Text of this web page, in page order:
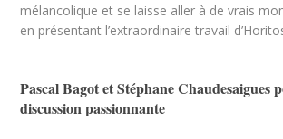
mélancolique et se laisse aller à de vrais
en présentant l’extraordinaire travail
Pascal Bagot et Stéphane Chaudesaigues
discussion passionnante